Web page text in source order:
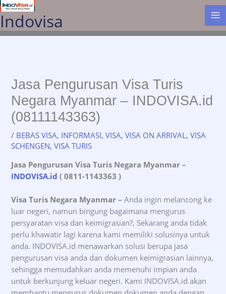
Lewati
ke
konten
Indovisa
Jasa Pengurusan Visa Turis
Negara Myanmar – INDOVISA.id
(08111143363)
/ BEBAS VISA, INFORMASI,VISA,VISA ON ARRIVAL,VISA
SCHENGEN,VISA TURIS
Jasa Pengurusan Visa Turis Negara Myanmar–
INDOVISA.id ( 0811-1143363 )
Visa Turis Negara Myanmar –Anda ingin melancong ke
luar negeri, namun bingung bagaimana mengurus
persyaratan visa dan keimigrasian?, Sekarang anda tidak
perlu khawatir lagi karena kami memiliki solusinya untuk
anda. INDOVISA.id menawarkan solusi berupa jasa
pengurusan visa anda dan dokumen keimigrasian lainnya,
sehingga memudahkan anda memenuhi impian anda
untuk berkunjung keluar negeri. Kami INDOVISA.id akan